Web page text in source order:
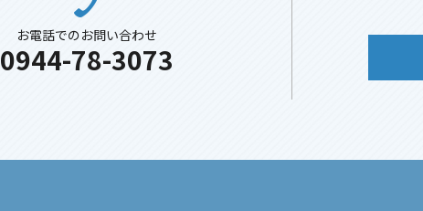
お電話でのお問い合わせ
0944-78-3073